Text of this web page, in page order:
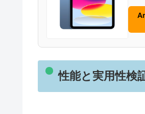
性能と実用性検